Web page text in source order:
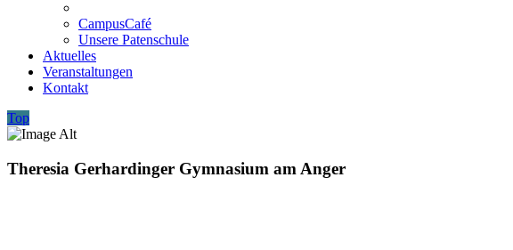
CampusCafé
Unsere Patenschule
Aktuelles
Veranstaltungen
Kontakt
Top
Theresia Gerhardinger Gymnasium am Anger